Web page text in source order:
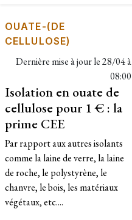
OUATE-(DE
CELLULOSE)
Dernière mise à jour le28/04 à
08:00
Isolation en ouate de
cellulose pour 1 € : la
prime CEE
Par rapport aux autres isolants
comme la laine de verre, la laine
de roche, le polystyrène, le
chanvre, le bois, les matériaux
végétaux, etc....